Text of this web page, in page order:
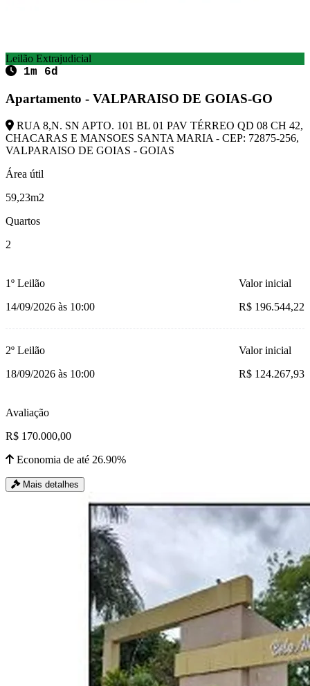
Leilão Extrajudicial
1m 6d
Apartamento - VALPARAISO DE GOIAS-GO
RUA 8,N. SN APTO. 101 BL 01 PAV TÉRREO QD 08 CH 42,
CHACARAS E MANSOES SANTA MARIA - CEP: 72875-256,
VALPARAISO DE GOIAS - GOIAS
Área útil
59,23m2
Quartos
2
1º Leilão
14/09/2026 às 10:00
Valor inicial
R$ 196.544,22
2º Leilão
18/09/2026 às 10:00
Valor inicial
R$ 124.267,93
Avaliação
R$ 170.000,00
Economia de até 26.90%
Mais detalhes